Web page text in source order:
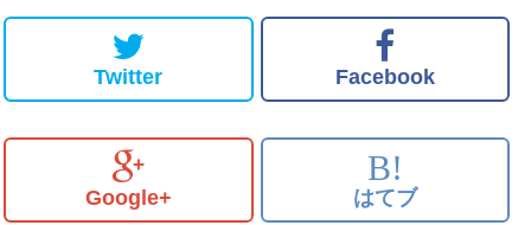
Twitter Facebook
Google+
B!
はてブ